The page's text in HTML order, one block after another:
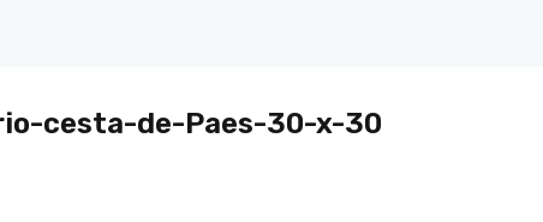
cesta-de-Paes-30-x-30